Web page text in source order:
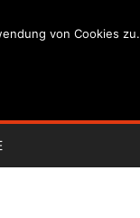
von Cookies zu.